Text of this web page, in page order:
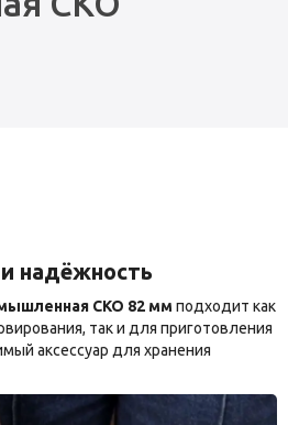
надёжность
СКО 82 мм подходит как
так и для приготовления
аксессуар для хранения